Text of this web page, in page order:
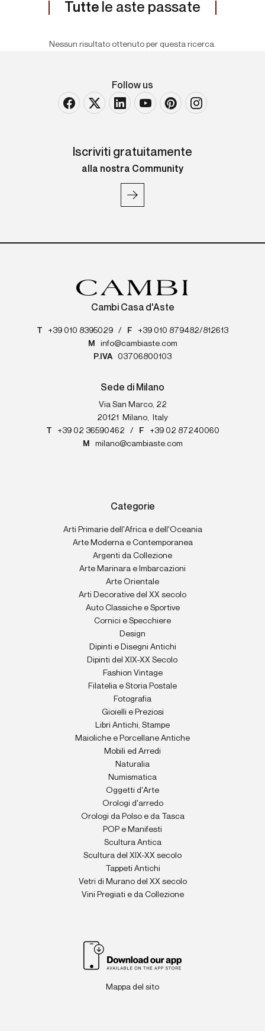
Tutte le aste passate
Nessun risultato ottenuto per questa ricerca.
Follow us
Iscriviti gratuitamente
alla nostra Community
Cambi Casa d'Aste
T +39 010 8395029 / F
+39 010 879482/812613
M
info@cambiaste.com
P.IVA
03706800103
Sede di Milano
Via San Marco, 22
20121
Milano,
Italy
T
+39 02 36590462 / F
+39 02 87240060
M
milano@cambiaste.com
Categorie
Arti Primarie dell'Africa e dell'Oceania
Arte Moderna e Contemporanea
Argenti da Collezione
Arte Marinara e Imbarcazioni
Arte Orientale
Arti Decorative del XX secolo
Auto Classiche e Sportive
Cornici e Specchiere
Design
Dipinti e Disegni Antichi
Dipinti del XIX-XX Secolo
Fashion Vintage
Filatelia e Storia Postale
Fotografia
Gioielli e Preziosi
Libri Antichi, Stampe
Maioliche e Porcellane Antiche
Mobili ed Arredi
Naturalia
Numismatica
Oggetti d'Arte
Orologi d'arredo
Orologi da Polso e da Tasca
POP e Manifesti
Scultura Antica
Scultura del XIX-XX secolo
Tappeti Antichi
Vetri di Murano del XX secolo
Vini Pregiati e da Collezione
Mappa del sito